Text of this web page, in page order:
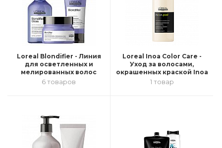
Loreal Blondifier - Линия
для осветленных и
мелированных волос
6 товаров
Loreal Inoa Color Care -
Уход за волосами,
окрашенных краской Inoa
1 товар